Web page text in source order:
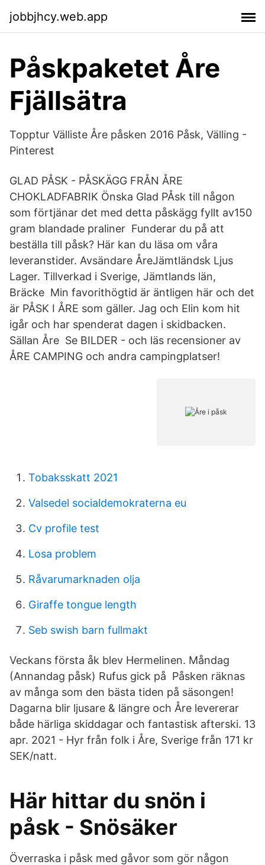
jobbjhcy.web.app
Påskpaketet Åre
Fjällsätra
Topptur Välliste Åre påsken 2016 Påsk, Välling -
Pinterest
GLAD PÅSK - PÅSKÄGG FRÅN ÅRE
CHOKLADFABRIK Önska Glad PÅsk till någon
som förtjänar det med detta påskägg fyllt av150
gram blandade praliner Funderar du på att
beställa till påsk? Här kan du läsa om våra
leveranstider. Avsändare ÅreJämtländsk Ljus
Lager. Tillverkad i Sverige, Jämtlands län,
Bräcke Min favorithögtid är äntligen här och det
är PÅSK I ÅRE som gäller. Jag och Elin kom hit
igår och har spenderat dagen i skidbacken.
Sällan Åre Se BILDER - och läs recensioner av
ÅRE CAMPING och andra campingplatser!
Tobaksskatt 2021
Valsedel socialdemokraterna eu
Cv profile test
Losa problem
Råvarumarknaden olja
Giraffe tongue length
Seb swish barn fullmakt
Veckans första åk blev Hermelinen. Måndag
(Annandag påsk) Rufus gick på Påsken räknas
av många som den bästa tiden på säsongen!
Dagarna blir ljusare & längre och Åre levererar
både härliga skiddagar och fantastisk afterski. 13
apr. 2021 - Hyr från folk i Åre, Sverige från 171 kr
SEK/natt.
Här hittar du snön i
påsk - Snösäker
Överraska i påsk med gåvor som gör någon